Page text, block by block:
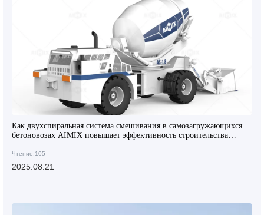
Как двухспиральная система смешивания в самозагружающихся
бетоновозах AIMIX повышает эффективность строительства
Чтение:105
2025.08.21